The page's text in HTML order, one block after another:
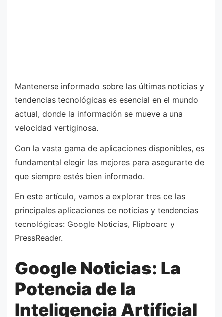
Mantenerse informado sobre las últimas noticias y
tendencias tecnológicas es esencial en el mundo
actual, donde la información se mueve a una
velocidad vertiginosa.
Con la vasta gama de aplicaciones disponibles, es
fundamental elegir las mejores para asegurarte de
que siempre estés bien informado.
En este artículo, vamos a explorar tres de las
principales aplicaciones de noticias y tendencias
tecnológicas: Google Noticias, Flipboard y
PressReader.
Google Noticias: La
Potencia de la
Inteligencia Artificial